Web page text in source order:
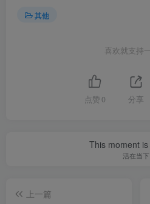
其他
喜欢就支持
点赞 0 分享
This moment
活在当下
上一篇